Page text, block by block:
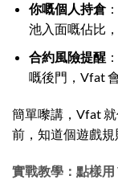
你嘅個人持倉
池入面嘅佔比
合約風險提醒
嘅後門，Vfat
簡單嚟講，Vfat
前，知道個遊戲規
實戰教學：點樣